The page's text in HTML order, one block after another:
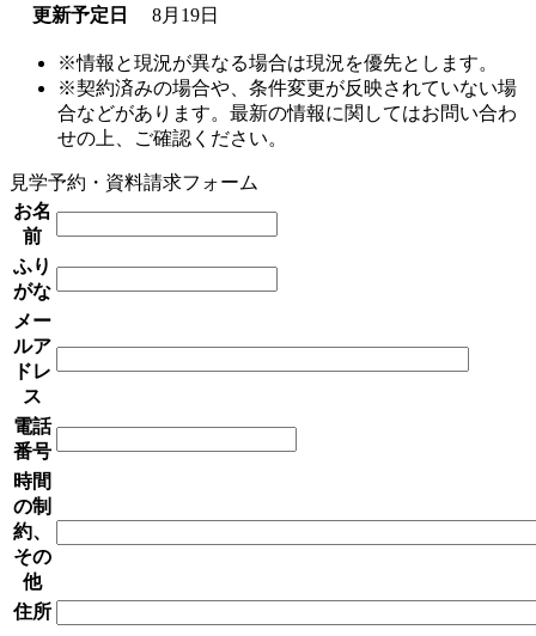
更新予定日
8月19日
※情報と現況が異なる場合は現況を優先とします。
※契約済みの場合や、条件変更が反映されていない場
合などがあります。最新の情報に関してはお問い合わ
せの上、ご確認ください。
見学予約・資料請求フォーム
お名
前
ふり
がな
メー
ルア
ドレ
ス
電話
番号
時間
の制
約、
その
他
住所